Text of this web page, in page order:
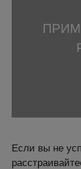
Если вы не